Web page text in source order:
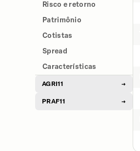
Risco e retorno
Patrimônio
Cotistas
Spread
Características
AGRI11 →
PRAF11 →